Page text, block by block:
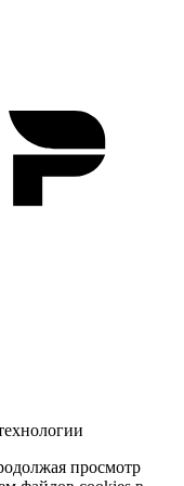
просмотр